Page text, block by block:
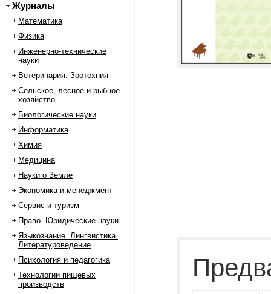
Журналы
Математика
Физика
Инженерно-технические
науки
Ветеринария. Зоотехния
Сельское, лесное и рыбное
хозяйство
Биологические науки
Информатика
Химия
Медицина
Науки о Земле
Экономика и менеджмент
Сервис и туризм
Право. Юридические науки
Языкознание. Лингвистика.
Литературоведение
Психология и педагогика
Технологии пищевых
производств